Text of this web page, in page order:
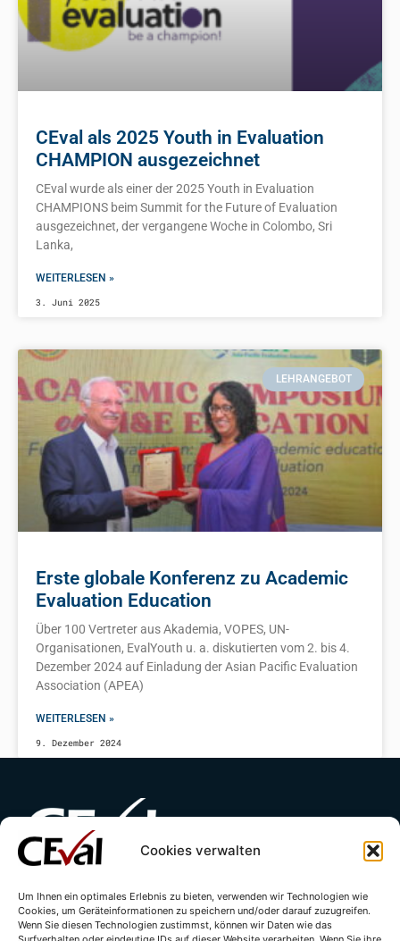
Cookies verwalten
Um Ihnen ein optimales Erlebnis zu bieten, verwenden wir Technologien wie
Cookies, um Geräteinformationen zu speichern und/oder darauf zuzugreifen.
Wenn Sie diesen Technologien zustimmst, können wir Daten wie das
CEval als 2025 Youth in Evaluation
CHAMPION ausgezeichnet
CEval wurde als einer der 2025 Youth in Evaluation
CHAMPIONS beim Summit for the Future of Evaluation
ausgezeichnet, der vergangene Woche in Colombo, Sri
Lanka,
WEITERLESEN »
3. Juni 2025
LEHRANGEBOT
Erste globale Konferenz zu Academic
Evaluation Education
Über 100 Vertreter aus Akademia, VOPES, UN-
Organisationen, EvalYouth u. a. diskutierten vom 2. bis 4.
Dezember 2024 auf Einladung der Asian Pacific Evaluation
Association (APEA)
WEITERLESEN »
9. Dezember 2024
Kontakt Impressum Datenschutzerklärung
Cookie-Richtlinie (EU)